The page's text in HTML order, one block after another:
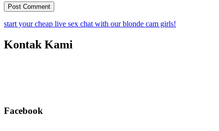
start your cheap live sex chat with our blonde cam girls!
Kontak Kami
Facebook